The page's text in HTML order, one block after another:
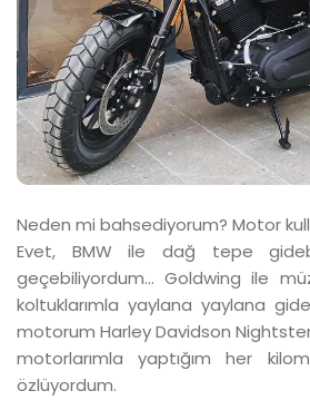
Neden mi bahsediyorum? Motor
Evet, BMW ile dağ tepe
geçebiliyordum... Goldwing ile
koltuklarımla yaylana yaylana
motorum Harley Davidson
motorlarımla yaptığım her
özlüyordum.